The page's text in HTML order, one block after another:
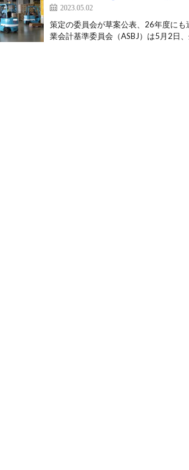
2023.05.02
策定の委員会が草案公表、26年度に
業会計基準委員会（ASBJ）は5月2日